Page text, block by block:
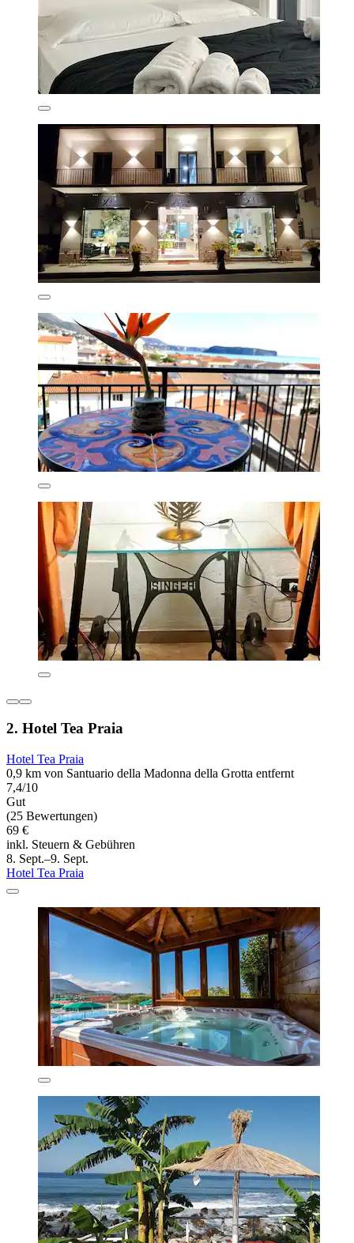
2. Hotel Tea Praia
Hotel Tea Praia
0,9 km von Santuario della Madonna della Grotta entfernt
7,4/10
Gut
(25 Bewertungen)
69 €
inkl. Steuern & Gebühren
8. Sept.–9. Sept.
Hotel Tea Praia